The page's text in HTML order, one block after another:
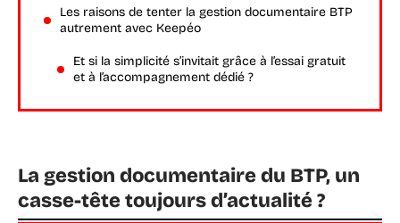
Les raisons de tenter la gestion documentaire BTP
autrement avec Keepéo
Et si la simplicité s’invitait grâce à l’essai gratuit
et à l’accompagnement dédié ?
La gestion documentaire du BTP, un
casse-tête toujours d’actualité ?